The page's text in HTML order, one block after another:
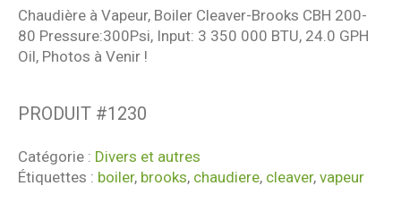
Chaudière à Vapeur, Boiler Cleaver-Brooks CBH 200-
80 Pressure:300Psi, Input: 3 350 000 BTU, 24.0 GPH
Oil, Photos à Venir !
PRODUIT #1230
Catégorie : Divers et autres
Étiquettes : boiler, brooks, chaudiere, cleaver, vapeur